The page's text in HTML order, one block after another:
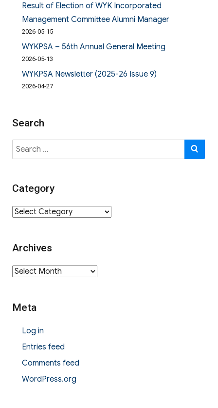
Result of Election of WYK Incorporated
Management Committee Alumni Manager
2026-05-15
WYKPSA – 56th Annual General Meeting
2026-05-13
WYKPSA Newsletter (2025-26 Issue 9)
2026-04-27
Search
Search
for:
Category
Category
Archives
Archives
Meta
Log in
Entries feed
Comments feed
WordPress.org